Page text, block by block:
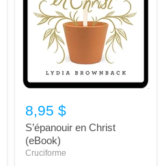
8,95 $
S’épanouir en Christ
(eBook)
Cruciforme